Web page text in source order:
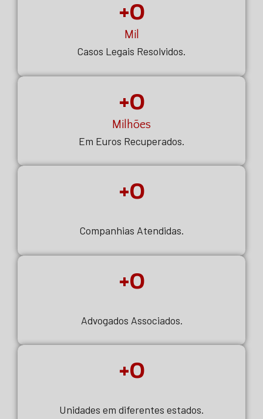
Mil
+0
Casos Legais Resolvidos.
Milhões
+0
Em Euros Recuperados.
+0
Companhias Atendidas.
+0
Advogados Associados.
+0
Unidades em diferentes estados.